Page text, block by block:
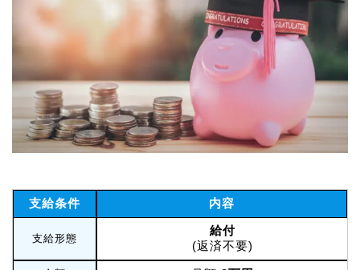
支給条件 内容
支給形態
給付
(返済不要)